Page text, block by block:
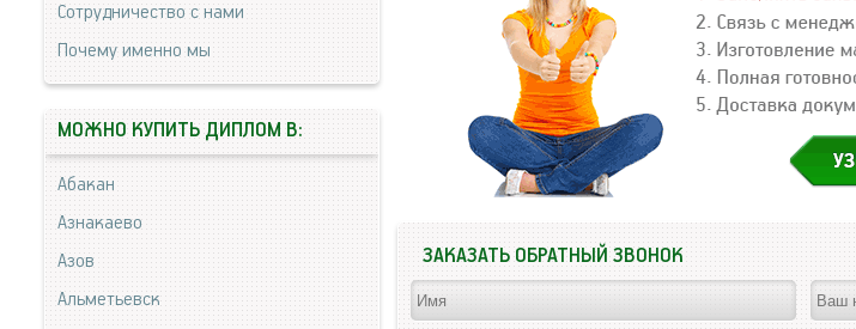
ЗАКАЗАТЬ ОБРАТНЫЙ ЗВОНОК
Сотрудничество с нами
Почему именно мы
МОЖНО КУПИТЬ ДИПЛОМ В:
Абакан
Азнакаево
Азов
Альметьевск